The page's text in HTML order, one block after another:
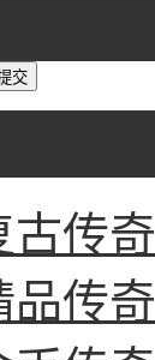
古传奇
品传奇